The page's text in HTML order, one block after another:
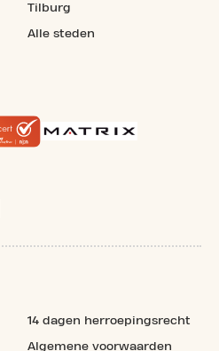
Tilburg
Alle steden
14 dagen herroepingsrecht
Algemene voorwaarden